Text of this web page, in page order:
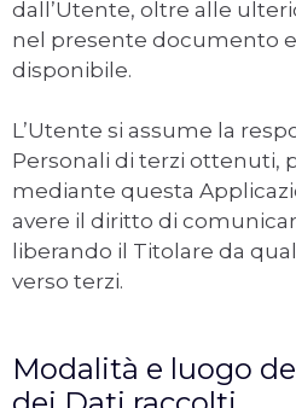
dall’Utente, oltre alle
nel presente documento e
disponibile.
L’Utente si assume la
Personali di terzi ottenuti,
mediante questa
avere il diritto di
liberando il Titolare da
verso terzi.
Modalità e luogo